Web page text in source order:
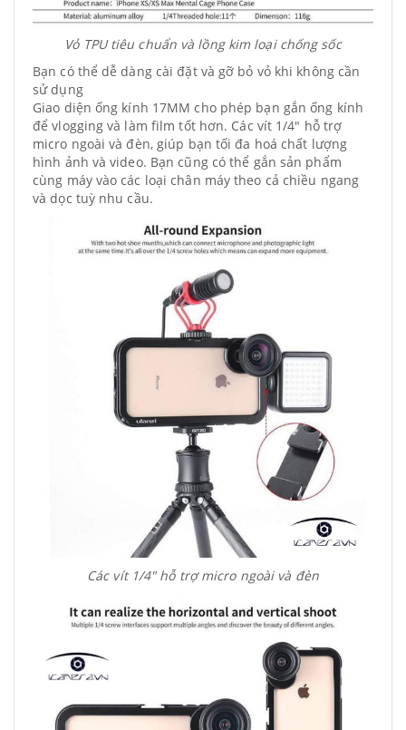
Vỏ TPU tiêu chuẩn và lồng kim loại chống sốc
Bạn có thể dễ dàng cài đặt và gỡ bỏ vỏ khi không cần
sử dụng
Giao diện ống kính 17MM cho phép bạn gắn ống kính
để vlogging và làm film tốt hơn. Các vít 1/4" hỗ trợ
micro ngoài và đèn, giúp bạn tối đa hoá chất lượng
hình ảnh và video. Bạn cũng có thể gắn sản phẩm
cùng máy vào các loại chân máy theo cả chiều ngang
và dọc tuỳ nhu cầu.
Các vít 1/4" hỗ trợ micro ngoài và đèn